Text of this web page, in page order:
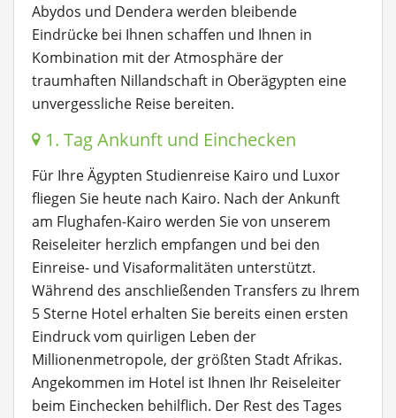
Abydos und Dendera werden bleibende
Eindrücke bei Ihnen schaffen und Ihnen in
Kombination mit der Atmosphäre der
traumhaften Nillandschaft in Oberägypten eine
unvergessliche Reise bereiten.
1. Tag Ankunft und Einchecken
Für Ihre Ägypten Studienreise Kairo und Luxor
fliegen Sie heute nach Kairo. Nach der Ankunft
am Flughafen-Kairo werden Sie von unserem
Reiseleiter herzlich empfangen und bei den
Einreise- und Visaformalitäten unterstützt.
Während des anschließenden Transfers zu Ihrem
5 Sterne Hotel erhalten Sie bereits einen ersten
Eindruck vom quirligen Leben der
Millionenmetropole, der größten Stadt Afrikas.
Angekommen im Hotel ist Ihnen Ihr Reiseleiter
beim Einchecken behilflich. Der Rest des Tages